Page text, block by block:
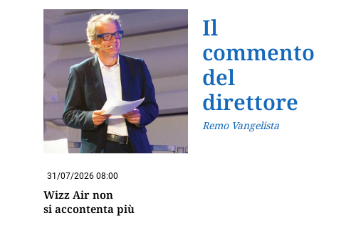
Il
commento
del
direttore
Remo Vangelista
31/07/2026 08:00
Wizz Air non
si accontenta più